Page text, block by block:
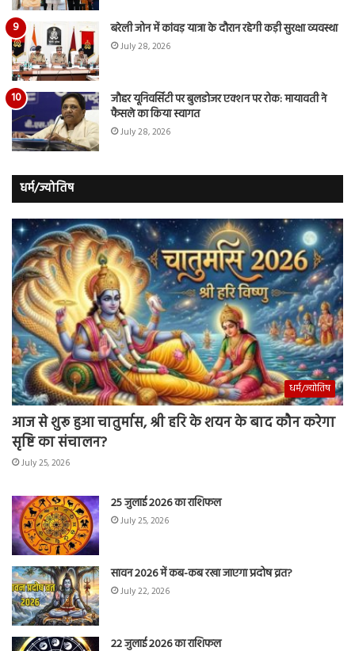
बरेली जोन में कांवड़ यात्रा के दौरान रहेगी कड़ी सुरक्षा व्यवस्था
July 28, 2026
जौहर यूनिवर्सिटी पर बुलडोजर एक्शन पर रोक: मायावती ने
फैसले का किया स्वागत
July 28, 2026
धर्म/ज्योतिष
धर्म/ज्योतिष
आज से शुरू हुआ चातुर्मास, श्री हरि के शयन के बाद कौन करेगा
सृष्टि का संचालन?
July 25, 2026
25 जुलाई 2026 का राशिफल
July 25, 2026
सावन 2026 में कब-कब रखा जाएगा प्रदोष व्रत?
July 22, 2026
22 जुलाई 2026 का राशिफल